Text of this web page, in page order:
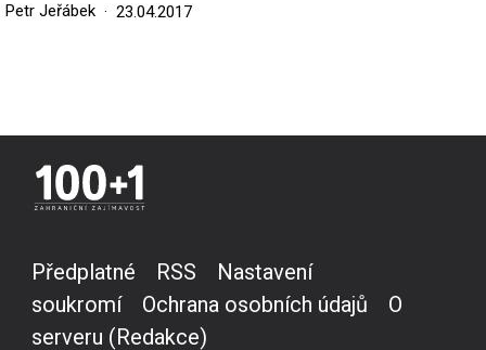
Petr Jeřábek 23.04.2017
Předplatné RSS
Nastavení
soukromí
Ochrana osobních údajů
O
serveru (Redakce)